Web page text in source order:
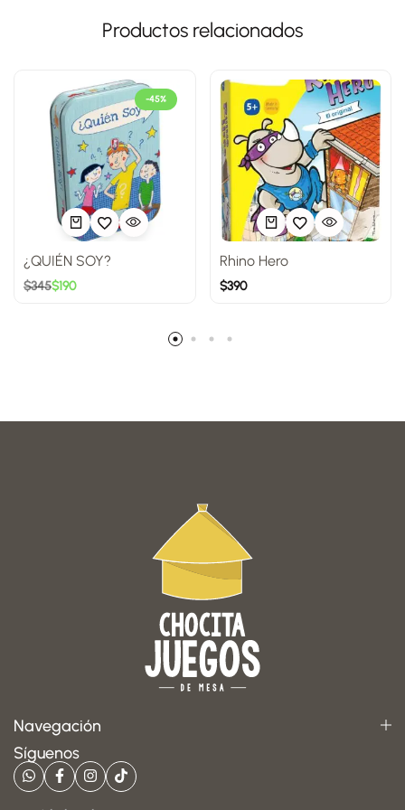
Productos relacionados
-45%
¿QUIÉN SOY?
$345$190
Rhino Hero
$390
Navegación
Síguenos